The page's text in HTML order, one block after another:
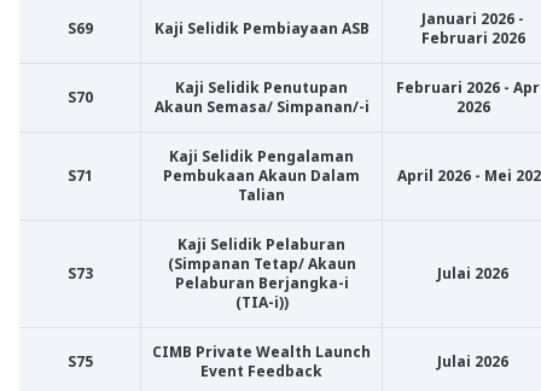
S69 Kaji Selidik Pembiayaan ASB
Januari 2026 -
Februari 2026
S70
Kaji Selidik Penutupan
Akaun Semasa/ Simpanan/-i
Februari 2026 -
2026
S71
Kaji Selidik Pengalaman
Pembukaan Akaun Dalam
Talian
April 2026 - Mei
S73
Kaji Selidik Pelaburan
(Simpanan Tetap/ Akaun
Pelaburan Berjangka‑i
(TIA‑i))
Julai 2026
S75
CIMB Private Wealth Launch
Event Feedback
Julai 2026